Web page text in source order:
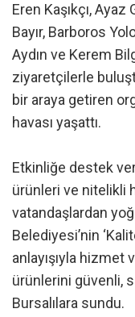
Eren Kaşıkçı,
Bayır, Barboros
Aydın ve Kerem
ziyaretçilerle
bir araya getiren
havası yaşattı.
Etkinliğe destek
ürünleri ve nitelikli
vatandaşlardan
Belediyesi’nin
anlayışıyla hizmet
ürünlerini güvenli,
Bursalılara sundu.